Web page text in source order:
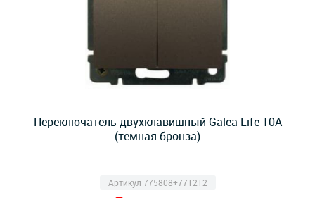
Переключатель двухклавишный Galea Life 10А
(темная бронза)
Артикул 775808+771212